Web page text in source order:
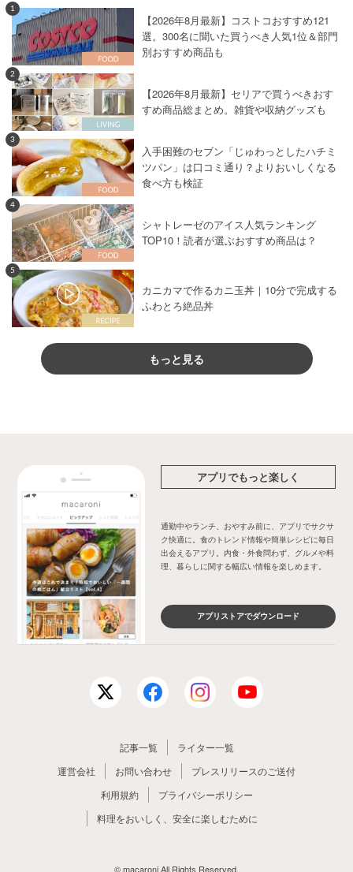
1
【2026年8月最新】コストコおすすめ121
選。300名に聞いた買うべき人気1位＆部門
別おすすめ商品も
2
【2026年8月最新】セリアで買うべきおす
すめ商品総まとめ。雑貨や収納グッズも
3
入手困難のセブン「じゅわっとしたハチミ
ツパン」は口コミ通り？よりおいしくなる
食べ方も検証
4
シャトレーゼのアイス人気ランキング
TOP10！読者が選ぶおすすめ商品は？
5
カニカマで作るカニ玉丼｜10分で完成する
ふわとろ絶品丼
もっと見る
アプリでもっと楽しく
通勤中やランチ、おやすみ前に、アプリでサクサ
ク快適に。食のトレンド情報や簡単レシピに毎日
出会えるアプリ。内食・外食問わず、グルメや料
理、暮らしに関する幅広い情報を楽しめます。
アプリストアでダウンロード
記事一覧
ライター一覧
運営会社
お問い合わせ
プレスリリースのご送付
利用規約
プライバシーポリシー
料理をおいしく、安全に楽しむために
© macaroni All Rights Reserved.